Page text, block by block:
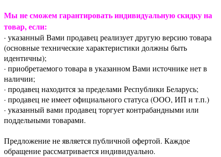
Мы не сможем гарантировать индивидуальную скидку на
товар, если:
· указанный Вами продавец реализует другую версию товара
(основные технические характеристики должны быть
идентичны);
· приобретаемого товара в указанном Вами источнике нет в
наличии;
· продавец находится за пределами Республики Беларусь;
· продавец не имеет официального статуса (ООО, ИП и т.п.)
· указанный вами продавец торгует контрабандными или
поддельными товарами.
Предложение не является публичной офертой. Каждое
обращение рассматривается индивидуально.